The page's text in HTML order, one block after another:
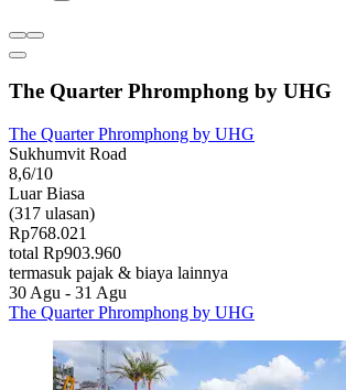
The Quarter Phromphong by UHG
The Quarter Phromphong by UHG
Sukhumvit Road
8,6/10
Luar Biasa
(317 ulasan)
Rp768.021
total Rp903.960
termasuk pajak & biaya lainnya
30 Agu - 31 Agu
The Quarter Phromphong by UHG